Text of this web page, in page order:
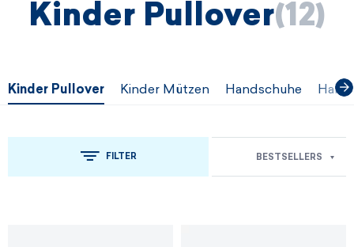
Kinder Pullover(12)
Kinder Pullover Kinder Mützen Handschuhe
FILTER BESTSELLERS